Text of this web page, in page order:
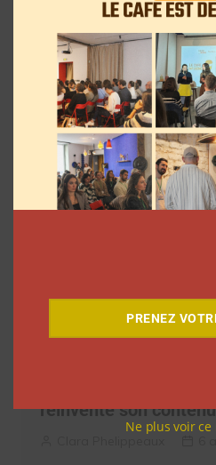
Comment les
en France,
inédit
La rédaction 7 août
réinventé son
PRENEZ
Ne plus voir ce